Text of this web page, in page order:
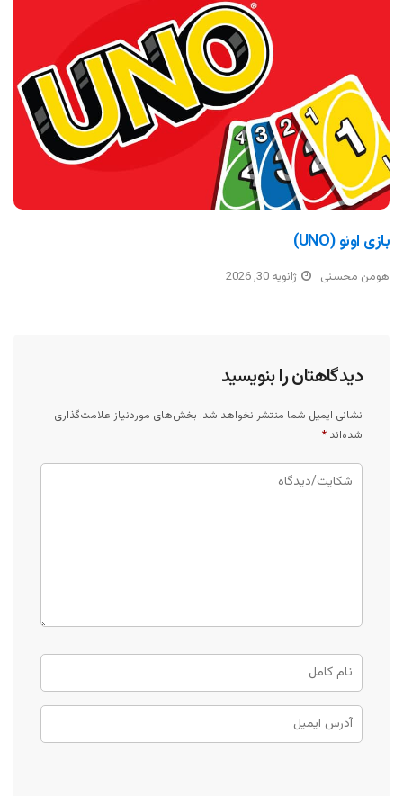
بازی اونو (UNO)
هومن محسنی ژانویه 30, 2026
دیدگاهتان را بنویسید
نشانی ایمیل شما منتشر نخواهد شد. بخش‌های موردنیاز علامت‌گذاری
شده‌اند *